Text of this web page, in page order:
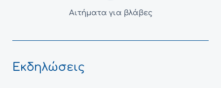
Αιτήματα για βλάβες
Εκδηλώσεις